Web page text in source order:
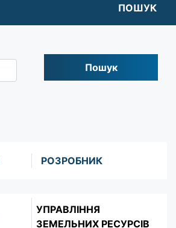
ПОШУК
Пошук
РОЗРОБНИК
УПРАВЛІННЯ
ЗЕМЕЛЬНИХ РЕСУРСІВ